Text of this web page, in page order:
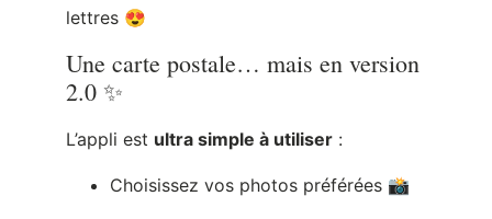
lettres 😍
Une carte postale… mais en version
2.0 ✨
L’appli est ultra simple à utiliser :
Choisissez vos photos préférées 📸